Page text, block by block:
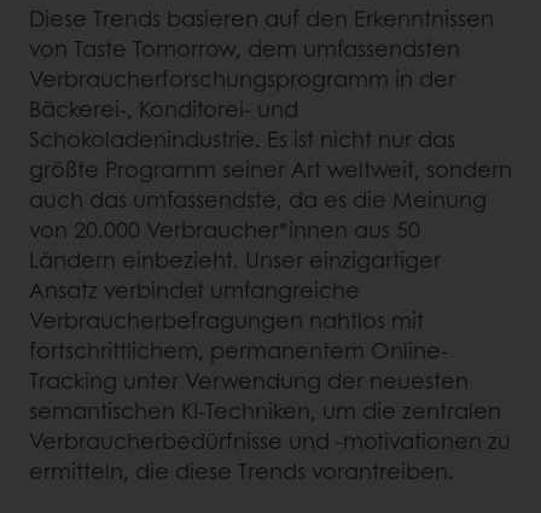
Diese Trends basieren auf den Erkenntnissen
von Taste Tomorrow, dem umfassendsten
Verbraucherforschungsprogramm in der
Bäckerei-, Konditorei- und
Schokoladenindustrie. Es ist nicht nur das
größte Programm seiner Art weltweit, sondern
auch das umfassendste, da es die Meinung
von 20.000 Verbraucher*innen aus 50
Ländern einbezieht. Unser einzigartiger
Ansatz verbindet umfangreiche
Verbraucherbefragungen nahtlos mit
fortschrittlichem, permanentem Online-
Tracking unter Verwendung der neuesten
semantischen KI-Techniken, um die zentralen
Verbraucherbedürfnisse und -motivationen zu
ermitteln, die diese Trends vorantreiben.